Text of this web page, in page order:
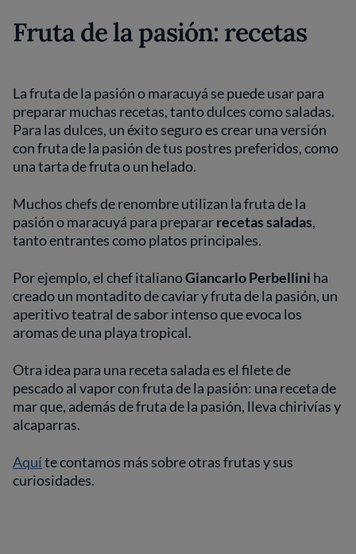
Fruta de la pasión: recetas
La fruta de la pasión o maracuyá se puede usar para
preparar muchas recetas, tanto dulces como saladas.
Para las dulces, un éxito seguro es crear una versión
con fruta de la pasión de tus postres preferidos, como
una tarta de fruta o un helado.
Muchos chefs de renombre utilizan la fruta de la
pasión o maracuyá para prepararrecetas saladas,
tanto entrantes como platos principales.
Por ejemplo, el chef italianoGiancarlo Perbellini ha
creado un montadito de caviar y fruta de la pasión, un
aperitivo teatral de sabor intenso que evoca los
aromas de una playa tropical.
Otra idea para una receta salada es el filete de
pescado al vapor con fruta de la pasión: una receta de
mar que, además de fruta de la pasión, lleva chirivías y
alcaparras.
Aquíte contamos más sobre otras frutas y sus
curiosidades.